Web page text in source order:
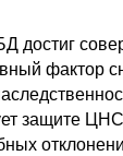
достиг
фактор
защите